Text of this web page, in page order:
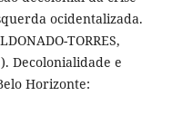
ocidentalizada.
TORRES,
Decolonialidade e
Horizonte: